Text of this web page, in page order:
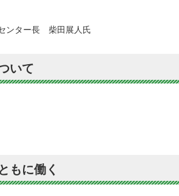
ンター長 柴田展人氏
いて
もに働く